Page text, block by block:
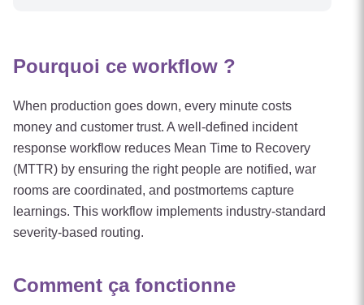
Pourquoi ce workflow ?
When production goes down, every minute costs
money and customer trust. A well-defined incident
response workflow reduces Mean Time to Recovery
(MTTR) by ensuring the right people are notified, war
rooms are coordinated, and postmortems capture
learnings. This workflow implements industry-standard
severity-based routing.
Comment ça fonctionne